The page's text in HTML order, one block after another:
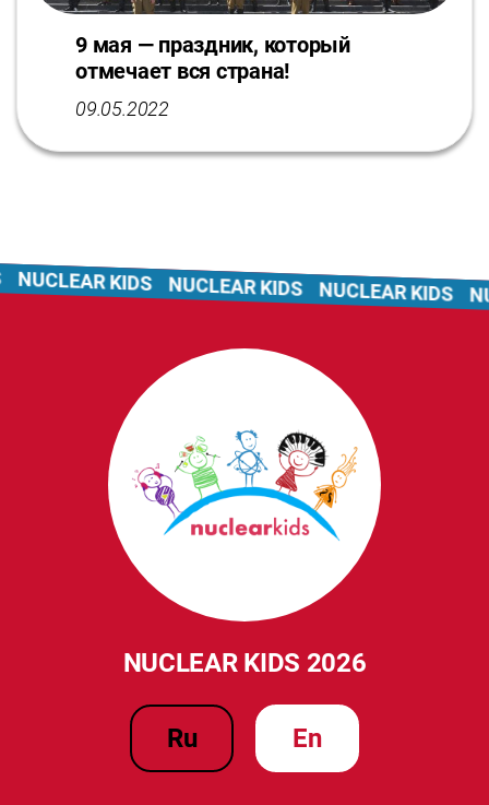
9 мая — праздник, который
отмечает вся страна!
09.05.2022
NUCLEAR KIDS 2026
ru en
KIDS NUCLEAR KIDS NUCLEAR KIDS